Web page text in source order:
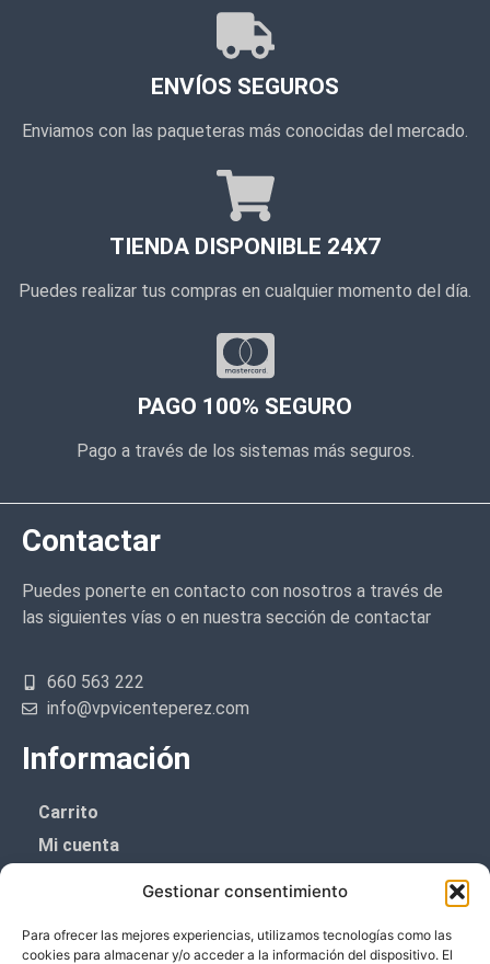
Gestionar consentimiento
Para ofrecer las mejores experiencias, utilizamos tecnologías como las
cookies para almacenar y/o acceder a la información del dispositivo. El
ENVÍOS SEGUROS
Enviamos con las paqueteras más conocidas del mercado.
TIENDA DISPONIBLE 24X7
Puedes realizar tus compras en cualquier momento del día.
PAGO 100% SEGURO
Pago a través de los sistemas más seguros.
Contactar
Puedes ponerte en contacto con nosotros a través de
las siguientes vías o en nuestra sección de contactar
660 563 222
info@vpvicenteperez.com
Información
Carrito
Mi cuenta
Política de cookies (UE)